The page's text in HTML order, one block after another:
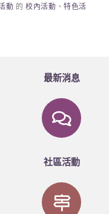
動 的校內活動 、特色活
最新消息
社區活動